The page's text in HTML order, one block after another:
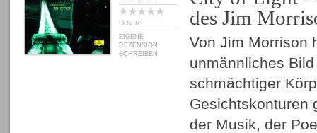
LESER
EIGENE
REZENSION
SCHREIBEN
des Jim
Von Jim Morrison
unmännliches
schmächtiger
Gesichtskonturen
der Musik, der